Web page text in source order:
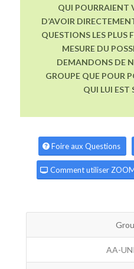
QUI POURRAIENT
D’AVOIR
QUESTIONS LES PLUS
MESURE DU
DEMANDONS DE
GROUPE QUE POUR
QUI LUI EST
Foire aux Questions
Comment utiliser
AA-